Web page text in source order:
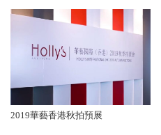
2019華藝香港秋拍預展